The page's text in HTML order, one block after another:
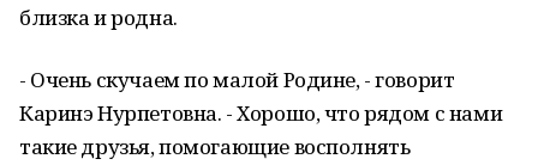
близка и родна.
- Очень скучаем по малой Родине, - говорит
Каринэ Нурпетовна. - Хорошо, что рядом с нами
такие друзья, помогающие восполнять